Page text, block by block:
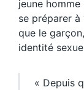
jeune
se préparer
que le
identité
« Depuis